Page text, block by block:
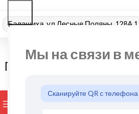
Мы на связи в
Сканируйте QR с телефона
Балашиха, ул Лесные Поляны, 128А 1
ПРОСМОТР КАТЕГОРИЙ